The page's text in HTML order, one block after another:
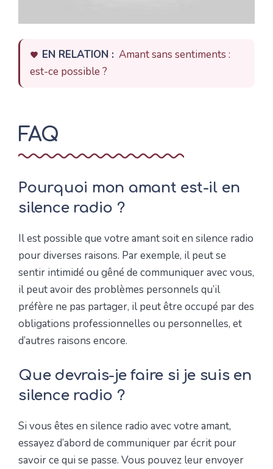
EN RELATION : Amant sans sentiments :
est-ce possible ?
FAQ
Pourquoi mon amant est-il en
silence radio ?
Il est possible que votre amant soit en silence radio
pour diverses raisons. Par exemple, il peut se
sentir intimidé ou gêné de communiquer avec vous,
il peut avoir des problèmes personnels qu’il
préfère ne pas partager, il peut être occupé par des
obligations professionnelles ou personnelles, et
d’autres raisons encore.
Que devrais-je faire si je suis en
silence radio ?
Si vous êtes en silence radio avec votre amant,
essayez d’abord de communiquer par écrit pour
savoir ce qui se passe. Vous pouvez leur envoyer